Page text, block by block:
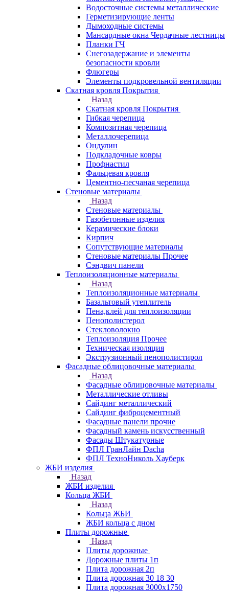
Водосточные системы металлические
Герметизирующие ленты
Дымоходные системы
Мансардные окна Чердачные лестницы
Планки ГЧ
Снегозадержание и элементы
безопасности кровли
Флюгеры
Элементы подкровельной вентиляции
Скатная кровля Покрытия
Назад
Скатная кровля Покрытия
Гибкая черепица
Композитная черепица
Металлочерепица
Ондулин
Подкладочные ковры
Профнастил
Фальцевая кровля
Цементно-песчаная черепица
Стеновые материалы
Назад
Стеновые материалы
Газобетонные изделия
Керамические блоки
Кирпич
Сопутствующие материалы
Стеновые материалы Прочее
Сэндвич панели
Теплоизоляционные материалы
Назад
Теплоизоляционные материалы
Базальтовый утеплитель
Пена,клей для теплоизоляции
Пенополистерол
Стекловолокно
Теплоизоляция Прочее
Техническая изоляция
Экструзионный пенополистирол
Фасадные облицовочные материалы
Назад
Фасадные облицовочные материалы
Металлические отливы
Сайдинг металлический
Сайдинг фиброцементный
Фасадные панели прочие
Фасадный камень искусственный
Фасады Штукатурные
ФПЛ ГранЛайн Dacha
ФПЛ ТехноНиколь Хауберк
ЖБИ изделия
Назад
ЖБИ изделия
Кольца ЖБИ
Назад
Кольца ЖБИ
ЖБИ кольца с дном
Плиты дорожные
Назад
Плиты дорожные
Дорожные плиты 1п
Плита дорожная 2п
Плита дорожная 30 18 30
Плита дорожная 3000х1750